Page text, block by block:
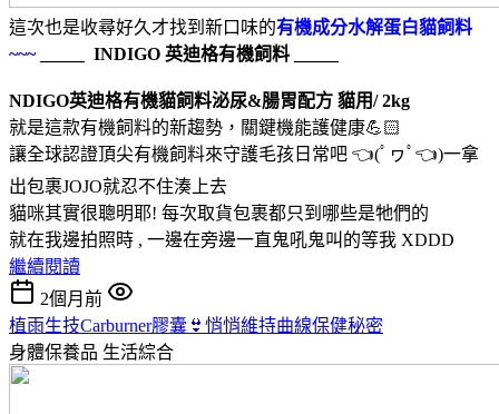
這次也是收尋好久才找到新口味的有機成分水解蛋白貓飼料
~~~_____ INDIGO 英迪格有機飼料 _____
NDIGO英迪格有機貓飼料泌尿&腸胃配方 貓用/ 2kg
就是這款有機飼料的新趨勢，關鍵機能護健康💪🏻
讓全球認證頂尖有機飼料來守護毛孩日常吧 👈(ﾟヮﾟ👈)一拿
出包裹JOJO就忍不住湊上去
貓咪其實很聰明耶! 每次取貨包裹都只到哪些是牠們的
就在我邊拍照時 , 一邊在旁邊一直鬼吼鬼叫的等我 XDDD
繼續閱讀
2個月前
植雨生技Carburner膠囊👙悄悄維持曲線保健秘密
身體保養品 生活綜合